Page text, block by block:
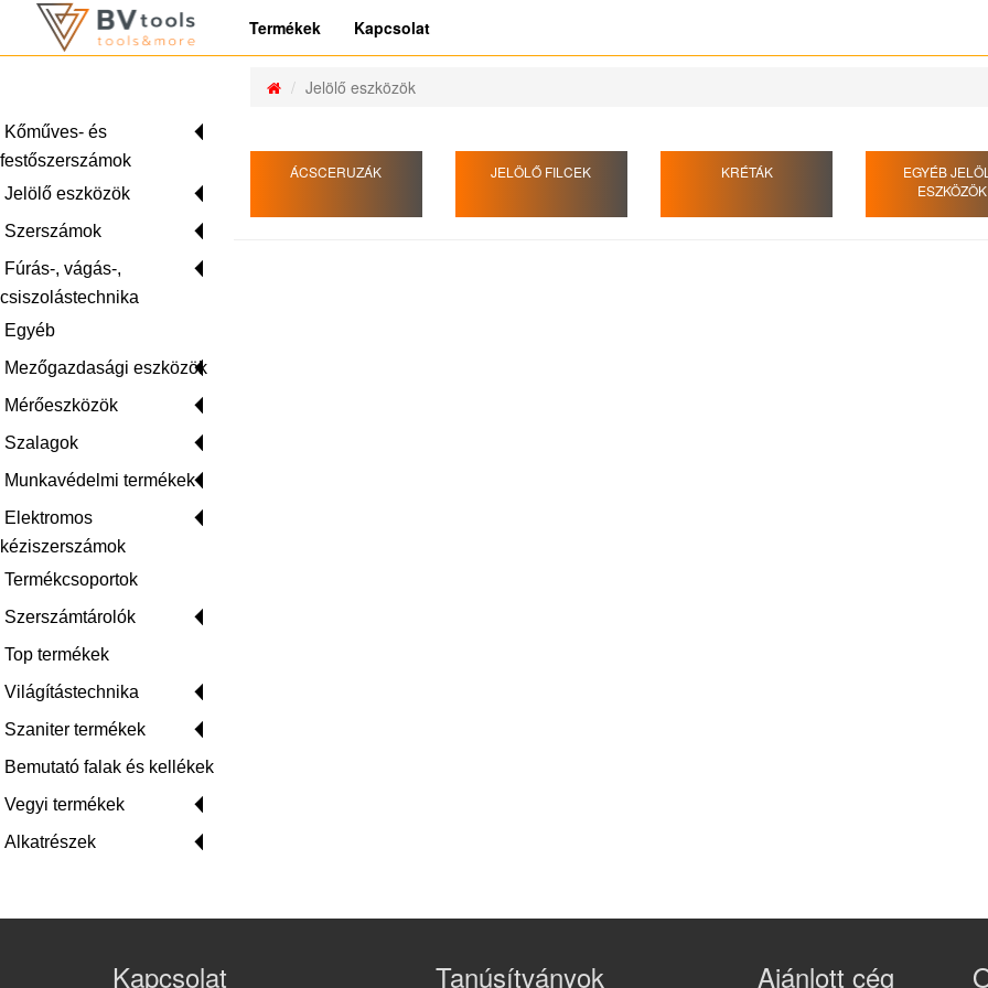
Termékek Kapcsolat
Kőműves- és
festőszerszámok
Jelölő eszközök
Szerszámok
Fúrás-, vágás-,
csiszolástechnika
Egyéb
Mezőgazdasági eszközök
Mérőeszközök
Szalagok
Munkavédelmi termékek
Elektromos
kéziszerszámok
Termékcsoportok
Szerszámtárolók
Top termékek
Világítástechnika
Szaniter termékek
Bemutató falak és kellékek
Vegyi termékek
Alkatrészek
Jelölő eszközök
ÁCSCERUZÁK JELÖLŐ FILCEK KRÉTÁK
EGYÉB
ESZKÖZÖK
Kapcsolat Tanúsítványok Ajánlott cég